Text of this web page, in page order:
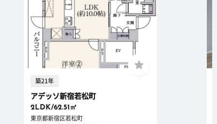
築21年
アデッソ新宿若松町
2LDK/62.51㎡
東京都新宿区若松町